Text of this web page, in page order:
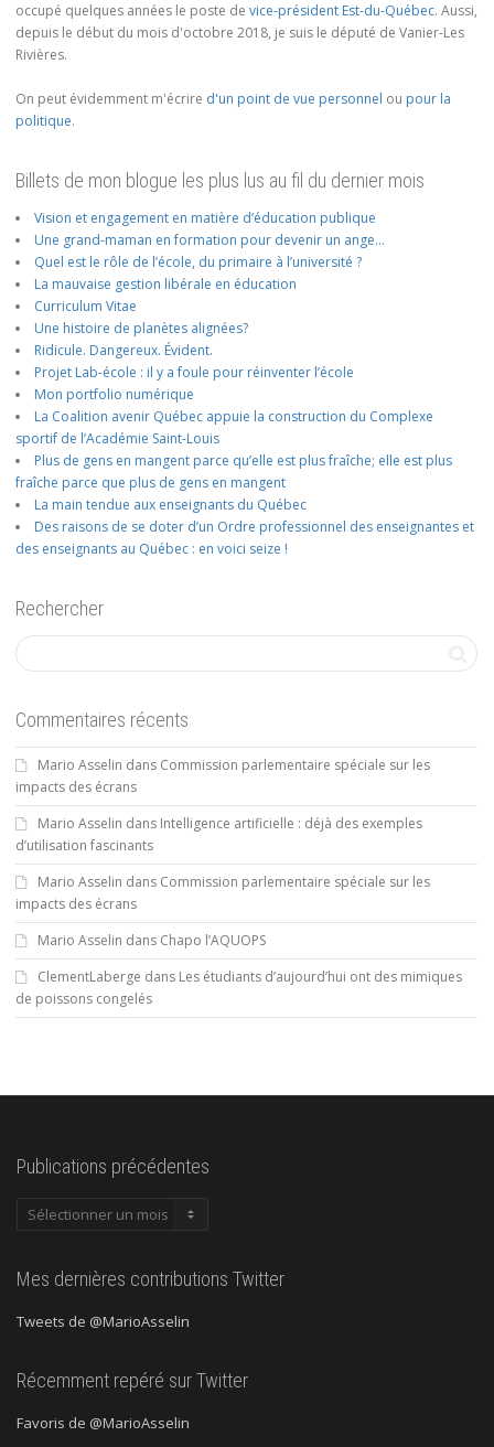
occupé quelques années le poste de vice-président Est-du-Québec. Aussi,
depuis le début du mois d'octobre 2018, je suis le député de Vanier-Les
Rivières.
On peut évidemment m'écrire d'un point de vue personnel ou pour la
politique.
Billets de mon blogue les plus lus au fil du dernier mois
Vision et engagement en matière d’éducation publique
Une grand-maman en formation pour devenir un ange…
Quel est le rôle de l’école, du primaire à l’université ?
La mauvaise gestion libérale en éducation
Curriculum Vitae
Une histoire de planètes alignées?
Ridicule. Dangereux. Évident.
Projet Lab-école : il y a foule pour réinventer l’école
Mon portfolio numérique
La Coalition avenir Québec appuie la construction du Complexe
sportif de l’Académie Saint-Louis
Plus de gens en mangent parce qu’elle est plus fraîche; elle est plus
fraîche parce que plus de gens en mangent
La main tendue aux enseignants du Québec
Des raisons de se doter d’un Ordre professionnel des enseignantes et
des enseignants au Québec : en voici seize !
Rechercher
Commentaires récents
Mario Asselin dans Commission parlementaire spéciale sur les
impacts des écrans
Mario Asselin dans Intelligence artificielle : déjà des exemples
d’utilisation fascinants
Mario Asselin dans Commission parlementaire spéciale sur les
impacts des écrans
Mario Asselin dans Chapo l’AQUOPS
ClementLaberge dans Les étudiants d’aujourd’hui ont des mimiques
de poissons congelés
Publications précédentes
Publications
Mes dernières contributions Twitter
Tweets de @MarioAsselin
Récemment repéré sur Twitter
Favoris de @MarioAsselin